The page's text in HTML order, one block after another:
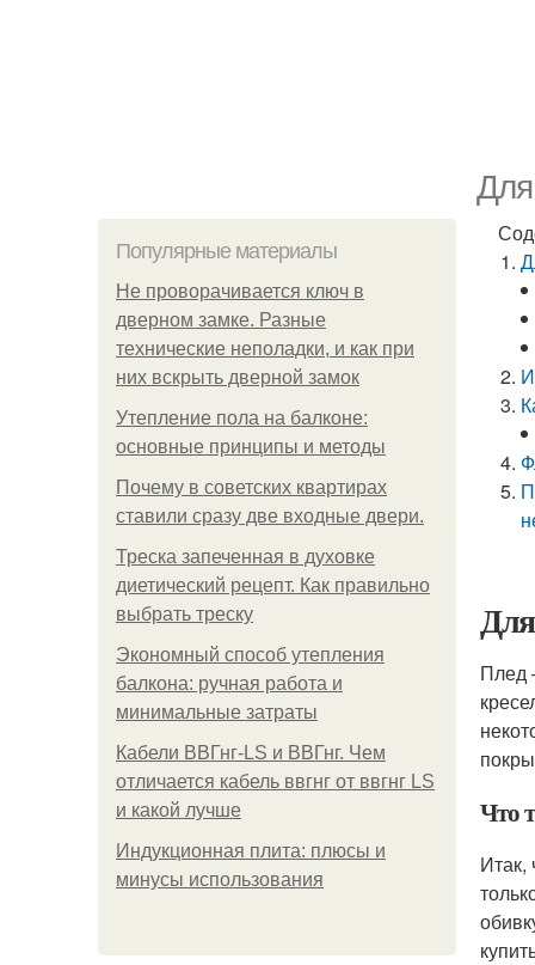
Популярные материалы
Не проворачивается ключ в
дверном замке. Разные
технические неполадки, и как при
них вскрыть дверной замок
Утепление пола на балконе:
основные принципы и методы
Почему в советских квартирах
ставили сразу две входные двери.
Треска запеченная в духовке
диетический рецепт. Как правильно
выбрать треску
Экономный способ утепления
балкона: ручная работа и
минимальные затраты
Кабели ВВГнг-LS и ВВГнг. Чем
отличается кабель ввгнг от ввгнг LS
и какой лучше
Индукционная плита: плюсы и
минусы использования
Плед
Что
Итак,